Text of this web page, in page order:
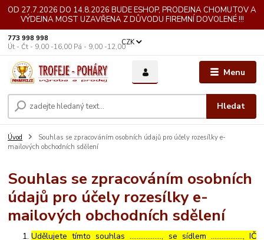
OD 27.7.2026 DO 14.8.2026 BUDE ESHOP, PRODEJNA CHOMUTOV A
VÝDEJNA MOST UZAVŘENA Z DŮVODU FIREMNÍ DOVOLENÉ !!!
Menu
CZK
Hledat
773 998 998
Út - Čt - 9,00 -16,00 Pá - 9,00 -12,00
Úvod
Souhlas se zpracováním osobních údajů pro účely rozesílky e-
mailových obchodních sdělení
Souhlas se zpracováním osobních
údajů pro účely rozesílky e-
mailových obchodních sdělení
Udělujete tímto souhlas ……………..., se sídlem ………………, IČ